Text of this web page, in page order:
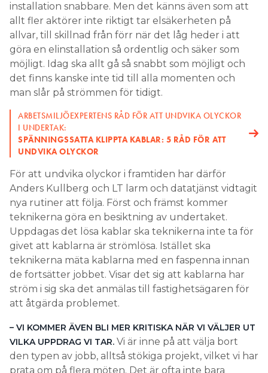
installation snabbare. Men det känns även som att
allt fler aktörer inte riktigt tar elsäkerheten på
allvar, till skillnad från förr när det låg heder i att
göra en elinstallation så ordentlig och säker som
möjligt. Idag ska allt gå så snabbt som möjligt och
det finns kanske inte tid till alla momenten och
man slår på strömmen för tidigt.
ARBETSMILJÖEXPERTENS RÅD FÖR ATT UNDVIKA OLYCKOR
I UNDERTAK:
SPÄNNINGSSATTA KLIPPTA KABLAR: 5 RÅD FÖR ATT
UNDVIKA OLYCKOR
För att undvika olyckor i framtiden har därför
Anders Kullberg och LT larm och datatjänst vidtagit
nya rutiner att följa. Först och främst kommer
teknikerna göra en besiktning av undertaket.
Uppdagas det lösa kablar ska teknikerna inte ta för
givet att kablarna är strömlösa. Istället ska
teknikerna mäta kablarna med en faspenna innan
de fortsätter jobbet. Visar det sig att kablarna har
ström i sig ska det anmälas till fastighetsägaren för
att åtgärda problemet.
– VI KOMMER ÄVEN BLI MER KRITISKA NÄR VI VÄLJER UT
VILKA UPPDRAG VI TAR. Vi är inne på att välja bort
den typen av jobb, alltså stökiga projekt, vilket vi har
prata om på flera möten. Det är ofta inte bara